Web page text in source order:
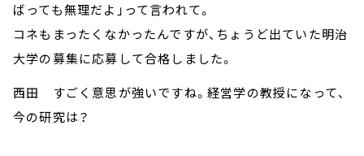
ばっても無理だよ」って言われて。
コネもまったくなかったんですが、ちょうど出ていた明治
大学の募集に応募して合格しました。
西田 すごく意思が強いですね。経営学の教授になって、
今の研究は？